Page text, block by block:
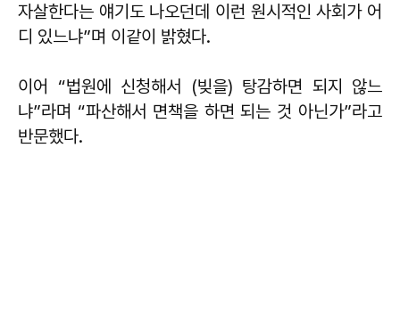
자살한다는 얘기도 나오던데 이런 원시적인 사회가 어
디 있느냐”며 이같이 밝혔다.
이어 “법원에 신청해서 (빚을) 탕감하면 되지 않느
냐”라며 “파산해서 면책을 하면 되는 것 아닌가”라고
반문했다.